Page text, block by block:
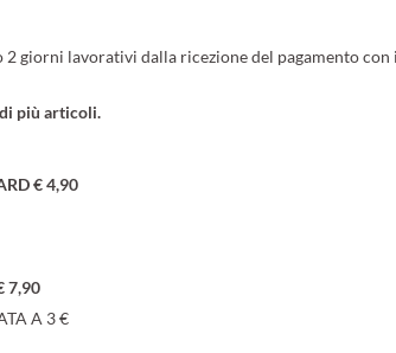
2 giorni lavorativi dalla ricezione del pagamento
più articoli.
€ 4,90
7,90
A 3 €